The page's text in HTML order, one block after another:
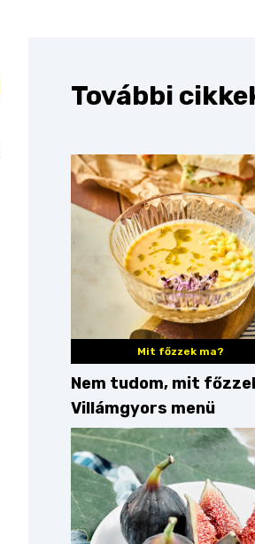
További
Mit főzzek ma?
Nem tudom, mit
Villámgyors menü